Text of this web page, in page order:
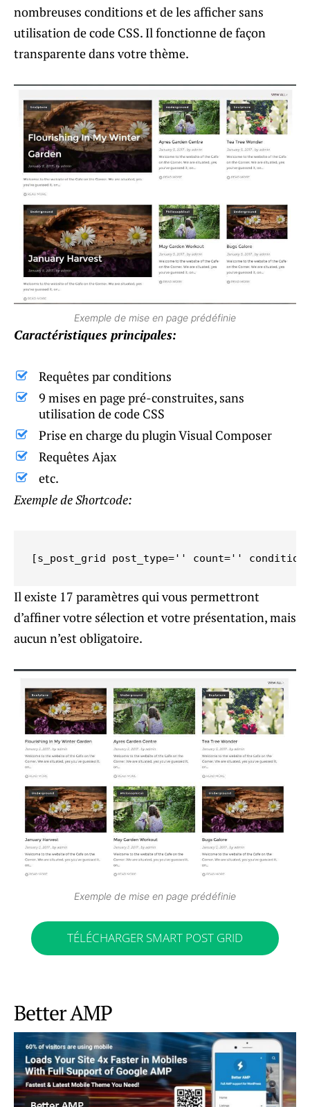
nombreuses conditions et de les afficher sans
utilisation de code CSS. Il fonctionne de façon
transparente dans votre thème.
Exemple de mise en page prédéfinie
Caractéristiques principales:
Requêtes par conditions
9 mises en page pré-construites, sans
utilisation de code CSS
Prise en charge du plugin Visual Composer
Requêtes Ajax
etc.
Exemple de Shortcode:
[s_post_grid post_type='' count=''
Il existe 17 paramètres qui vous permettront
d’affiner votre sélection et votre présentation, mais
aucun n’est obligatoire.
Exemple de mise en page prédéfinie
TÉLÉCHARGER SMART POST GRID
Better AMP